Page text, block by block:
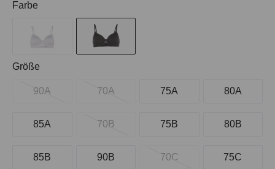
Farbe
Größe
90A 70A 75A 80A
85A 70B 75B 80B
85B 90B 70C 75C